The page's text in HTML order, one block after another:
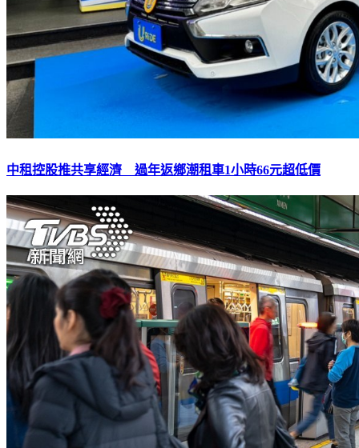
中租控股推共享經濟 過年返鄉潮租車1小時66元超低價